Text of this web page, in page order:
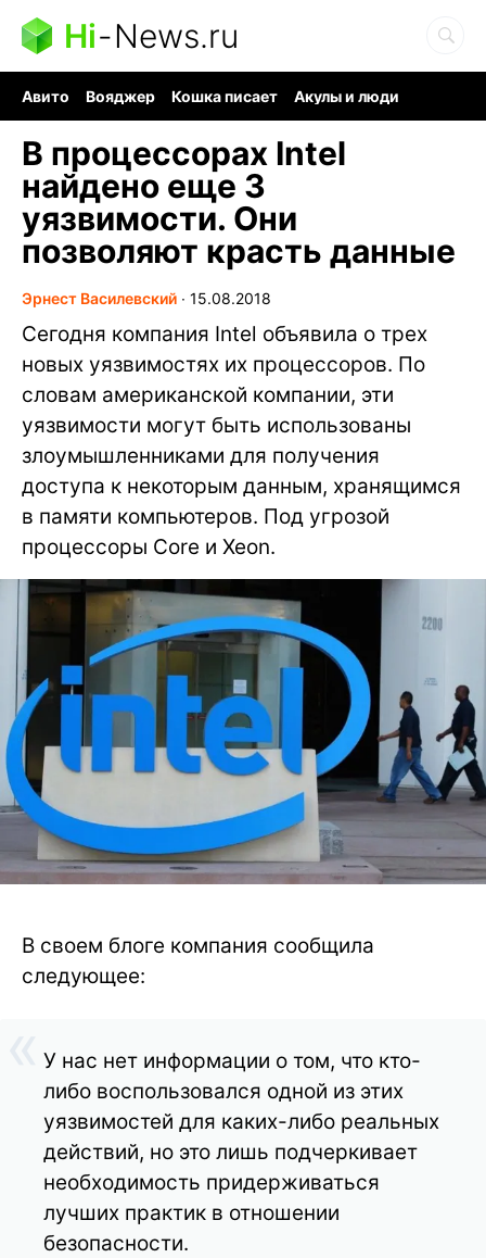
Hi-News.ru
Авито Вояджер Кошка писает
Акулы и люди
В процессорах Intel
найдено еще 3
уязвимости. Они
позволяют красть данные
Эрнест Василевский ∙ 15.08.2018
Сегодня компания Intel объявила о трех
новых уязвимостях их процессоров. По
словам американской компании, эти
уязвимости могут быть использованы
злоумышленниками для получения
доступа к некоторым данным, хранящимся
в памяти компьютеров. Под угрозой
процессоры Core и Xeon.
В своем блоге компания сообщила
следующее:
У нас нет информации о том, что кто-
либо воспользовался одной из этих
уязвимостей для каких-либо реальных
действий, но это лишь подчеркивает
необходимость придерживаться
лучших практик в отношении
безопасности.